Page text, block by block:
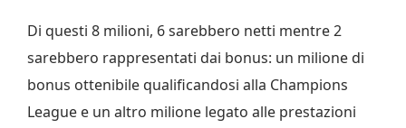
Di questi 8 milioni, 6 sarebbero netti mentre 2
sarebbero rappresentati dai bonus: un milione di
bonus ottenibile qualificandosi alla Champions
League e un altro milione legato alle prestazioni